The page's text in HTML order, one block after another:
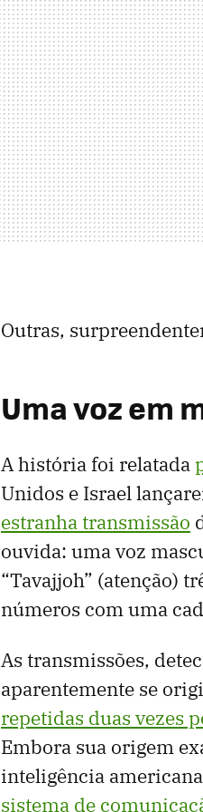
Outras,
Uma voz em
A história foi relatada
Unidos e Israel
estranha transmissão
ouvida: uma voz
“Tavajjoh” (atenção)
números com uma
As transmissões,
aparentemente se
repetidas duas vezes
Embora sua origem
inteligência
sistema de